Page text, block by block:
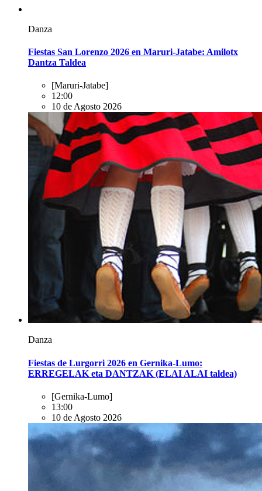
Danza
Fiestas San Lorenzo 2026 en Maruri-Jatabe: Amilotx
Dantza Taldea
[Maruri-Jatabe]
12:00
10 de Agosto 2026
Danza
Fiestas de Lurgorri 2026 en Gernika-Lumo:
ERREGELAK eta DANTZAK (ELAI ALAI taldea)
[Gernika-Lumo]
13:00
10 de Agosto 2026